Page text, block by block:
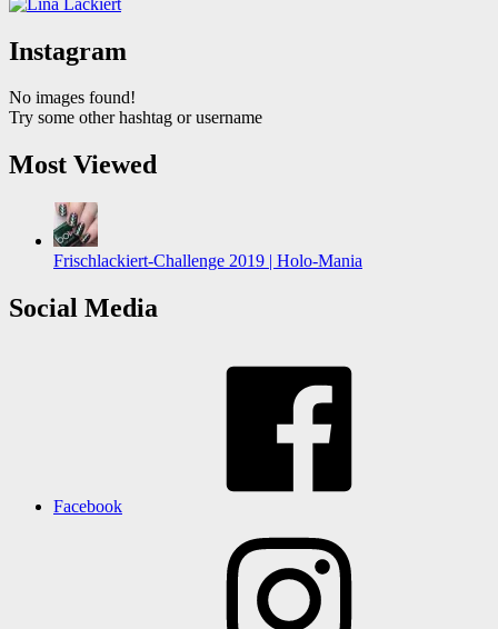
Instagram
No images found!
Try some other hashtag or username
Most Viewed
Frischlackiert-Challenge 2019 | Holo-Mania
Social Media
Facebook